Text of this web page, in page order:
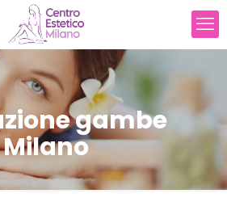
gambe
Milano